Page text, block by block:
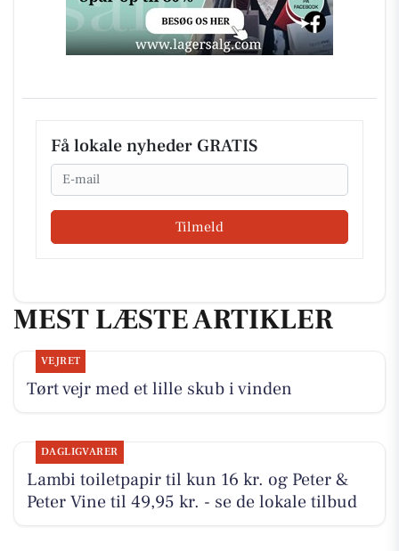
Få lokale nyheder GRATIS
Email
Tilmeld
MEST LÆSTE ARTIKLER
VEJRET
Tørt vejr med et lille skub i vinden
DAGLIGVARER
Lambi toiletpapir til kun 16 kr. og Peter &
Peter Vine til 49,95 kr. - se de lokale tilbud